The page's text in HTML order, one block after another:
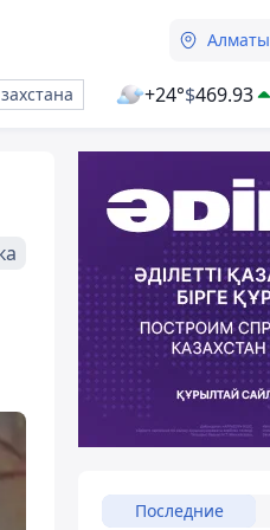
Алматы
+24°$469.93
Последние